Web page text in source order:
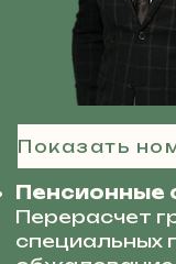
Пенсионные
Перерасчет
специальных